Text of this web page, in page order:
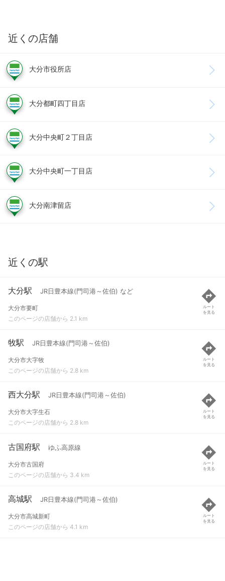
近くの店舗
大分市役所店
大分都町四丁目店
大分中央町２丁目店
大分中央町一丁目店
大分南津留店
近くの駅
大分駅 JR日豊本線(門司港～佐伯) など
大分市要町
このページの店舗から 2.1 km
ルート
を見る
牧駅 JR日豊本線(門司港～佐伯)
大分市大字牧
このページの店舗から 2.8 km
ルート
を見る
西大分駅 JR日豊本線(門司港～佐伯)
大分市大字生石
このページの店舗から 2.8 km
ルート
を見る
古国府駅 ゆふ高原線
大分市古国府
このページの店舗から 3.4 km
ルート
を見る
高城駅 JR日豊本線(門司港～佐伯)
大分市高城新町
このページの店舗から 4.1 km
ルート
を見る